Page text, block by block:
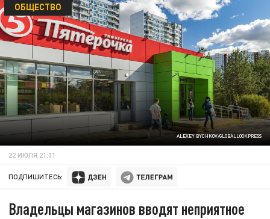
ALEXEY BYCHKOV/GLOBALLOOKPRESS
ОБЩЕСТВО
22 ИЮЛЯ 21:01
ПОДПИШИТЕСЬ:
Владельцы магазинов вводят неприятное